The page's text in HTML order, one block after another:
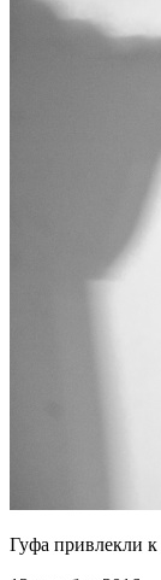
Гуфа привлекли к